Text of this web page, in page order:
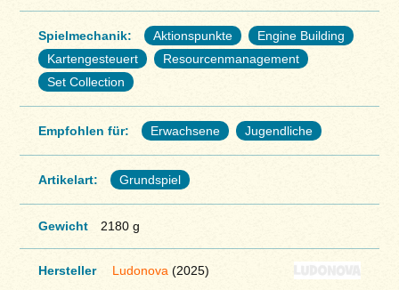
Spielmechanik: Aktionspunkte
Engine Building
Kartengesteuert
Resourcenmanagement
Set Collection
Empfohlen für: Erwachsene Jugendliche
Artikelart: Grundspiel
Gewicht 2180 g
Hersteller Ludonova (2025)